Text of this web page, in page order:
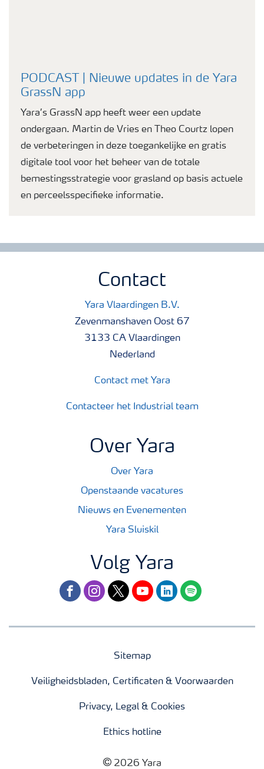
PODCAST | Nieuwe updates in de Yara
GrassN app
Yara’s GrassN app heeft weer een update
ondergaan. Martin de Vries en Theo Courtz lopen
de verbeteringen in deze toegankelijke en gratis
digitale tool voor het beheer van de totale
bemestingsstrategie voor grasland op basis actuele
en perceelsspecifieke informatie.
Contact
Yara Vlaardingen B.V.
Zevenmanshaven Oost 67
3133 CA Vlaardingen
Nederland
Contact met Yara
Contacteer het Industrial team
Over Yara
Over Yara
Openstaande vacatures
Nieuws en Evenementen
Yara Sluiskil
Volg Yara
facebookinstagram
twitteryoutubelinkedinspotify
Sitemap
Veiligheidsbladen, Certificaten & Voorwaarden
Privacy, Legal & Cookies
Ethics hotline
2026 Yara